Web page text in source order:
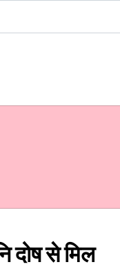
दोष से मिल